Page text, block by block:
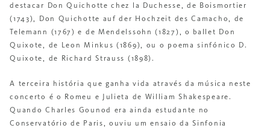
destacar Don Quichotte chez la Duchesse, de Boismortier
(1743), Don Quichotte auf der Hochzeit des Camacho, de
Telemann (1767) e de Mendelssohn (1827), o ballet Don
Quixote, de Leon Minkus (1869), ou o poema sinfónico D.
Quixote, de Richard Strauss (1898).
A terceira história que ganha vida através da música neste
concerto é o Romeu e Julieta de William Shakespeare.
Quando Charles Gounod era ainda estudante no
Conservatório de Paris, ouviu um ensaio da Sinfonia